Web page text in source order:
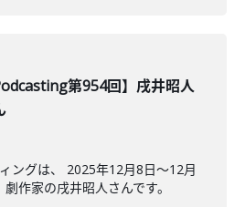
第954回】戌井昭人
ングは、 2025年12月8日〜12月
作家の戌井昭人さんです。